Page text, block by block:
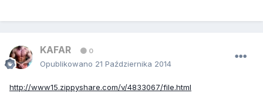
KAFAR 0
Opublikowano 21 Października 2014
http://www15.zippyshare.com/v/4833067/file.html